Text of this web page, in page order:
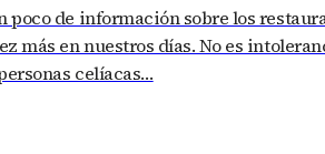
poco de información sobre los
más en nuestros días. No es
celíacas…